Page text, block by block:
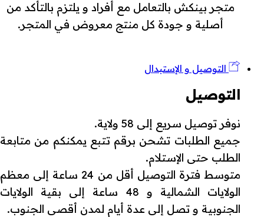
متجر بينكش بالتعامل مع أفراد و يلتزم بالتأكد من
أصلية و جودة كل منتج معروض في المتجر.
التوصيل و الإستبدال
التوصيل
نوفر توصيل سريع إلى 58 ولاية.
جميع الطلبات تشحن برقم تتبع يمكنكم من متابعة
الطلب حتى الإستلام.
متوسط فترة التوصيل أقل من 24 ساعة إلى معظم
الولايات الشمالية و 48 ساعة إلى بقية الولايات
الجنوبية و تصل إلى عدة أيام لمدن أقصى الجنوب.